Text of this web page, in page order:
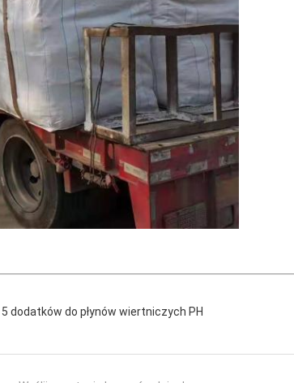
5 dodatków do płynów wiertniczych PH